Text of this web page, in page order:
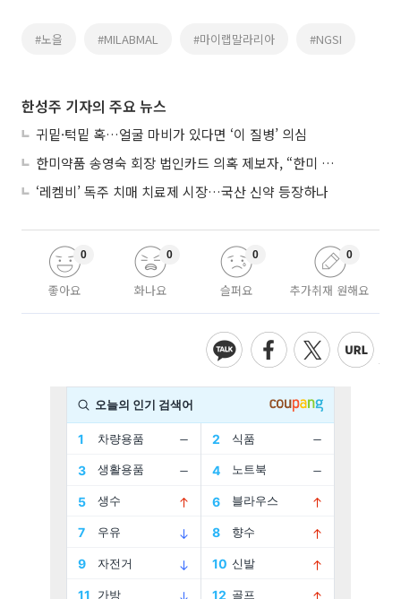
#노을 #MILABMAL #마이랩말라리아 #NGSI
한성주 기자의 주요 뉴스
귀밑·턱밑 혹…얼굴 마비가 있다면 ‘이 질병’ 의심
한미약품 송영숙 회장 법인카드 의혹 제보자, “한미 잘 되기 바라는 마음”
‘레켐비’ 독주 치매 치료제 시장…국산 신약 등장하나
좋아요
0
화나요
0
슬퍼요
0
추가취재 원해요
0